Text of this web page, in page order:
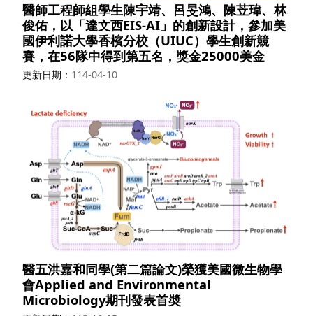
醫師工程師組學生陳宇靖、呂旻鴻、陳苙瑋、林
俊佑，以「達文西EIS-AI」的創新設計，參加美
國伊利諾大學香檳分校（UIUC）學生創新競
賽，在56隊中得到第五名，獎金25000美金
更新日期 114-04-10
醫五洪嘉和同學(第二篇論文)榮獲美國微生物學
會Applied and Environmental
Microbiology期刊發表首奬